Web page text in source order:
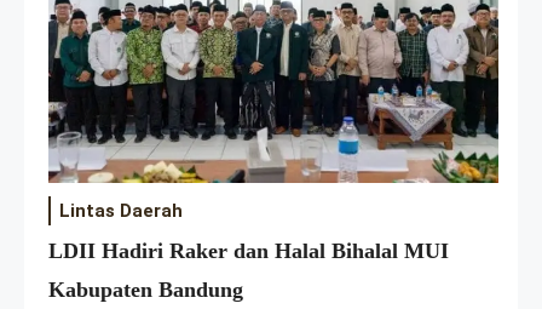
Lintas Daerah
LDII Hadiri Raker dan Halal Bihalal MUI
Kabupaten Bandung